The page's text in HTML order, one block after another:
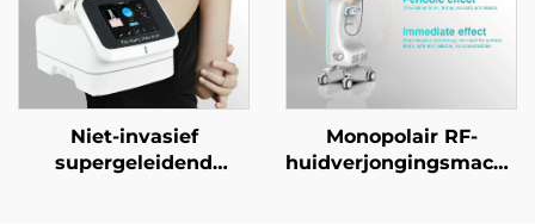
schoonheidssalons
professioneel gebruik
Niet-invasief
supergeleidend
Monopolair RF-